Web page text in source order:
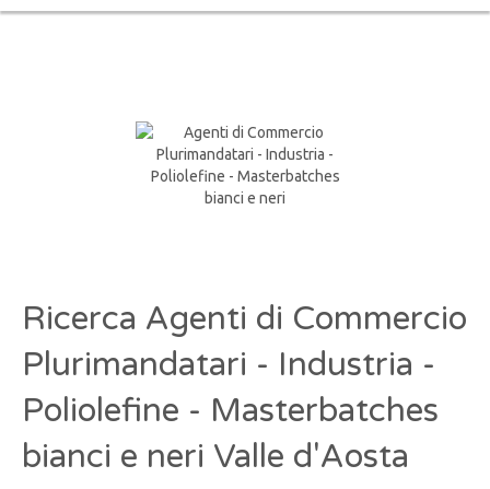
Ricerca Agenti di Commercio
Plurimandatari - Industria -
Poliolefine - Masterbatches
bianci e neri Valle d'Aosta